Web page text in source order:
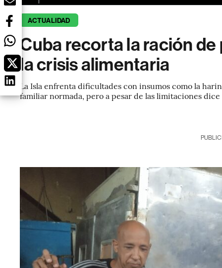
ACTUALIDAD
Cuba recorta la ración
la crisis alimentaria
La Isla enfrenta dificultades con insumos como la
familiar normada, pero a pesar de las limitaciones